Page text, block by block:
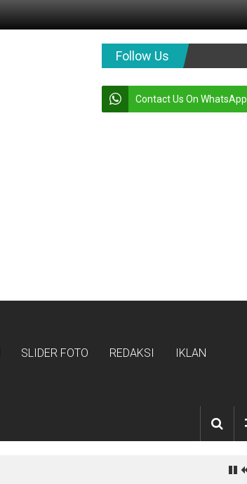
Follow Us
Contact Us On WhatsApp
SLIDER FOTO REDAKSI IKLAN